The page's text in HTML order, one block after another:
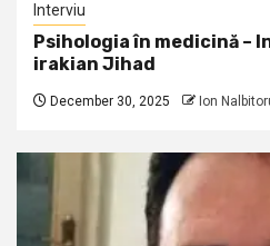
Interviu
Psihologia în medicină –
irakian Jihad
December 30, 2025 Ion